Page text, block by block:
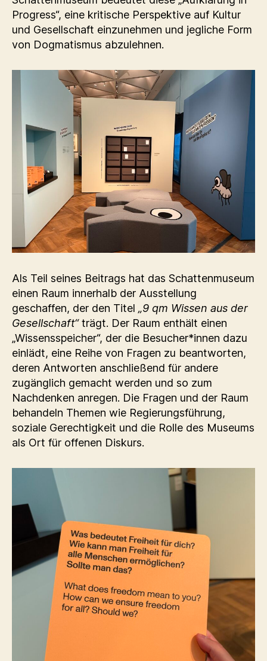
Progress“, eine kritische Perspektive auf Kultur
und Gesellschaft einzunehmen und jegliche Form
von Dogmatismus abzulehnen.
Als Teil seines Beitrags hat das Schattenmuseum
einen Raum innerhalb der Ausstellung
geschaffen, der den Titel „9 qm Wissen aus der
Gesellschaft“trägt. Der Raum enthält einen
„Wissensspeicher“, der die Besucher*innen dazu
einlädt, eine Reihe von Fragen zu beantworten,
deren Antworten anschließend für andere
zugänglich gemacht werden und so zum
Nachdenken anregen. Die Fragen und der Raum
behandeln Themen wie Regierungsführung,
soziale Gerechtigkeit und die Rolle des Museums
als Ort für offenen Diskurs.